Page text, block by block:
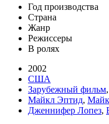
Год производства
Страна
Жанр
Режиссеры
В ролях
2002
США
Зарубежный фильм,
Майкл Эптид,
Дженнифер Лопез,